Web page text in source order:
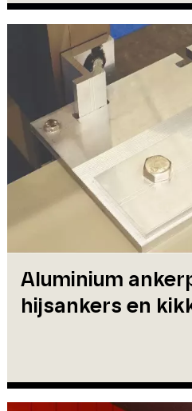
Aluminium
hijsankers en